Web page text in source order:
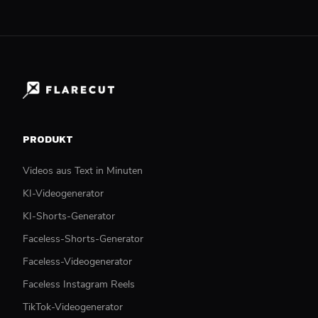
PRODUKT
Videos aus Text in Minuten
KI-Videogenerator
KI-Shorts-Generator
Faceless-Shorts-Generator
Faceless-Videogenerator
Faceless Instagram Reels
TikTok-Videogenerator